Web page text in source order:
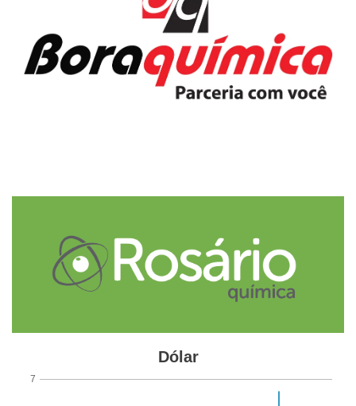
Adaptada GlobalKem | 10 de fevereiro 2026
Fonte ANFAVEA
automotivo